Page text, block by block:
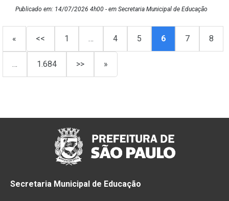
Publicado em: 14/07/2026 4h00 - em Secretaria Municipal de Educação
« << 1 … 4 5 6 7 8
… 1.684 >> »
Secretaria Municipal de Educação